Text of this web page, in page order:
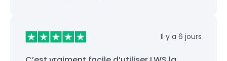
Il y a 6 jours